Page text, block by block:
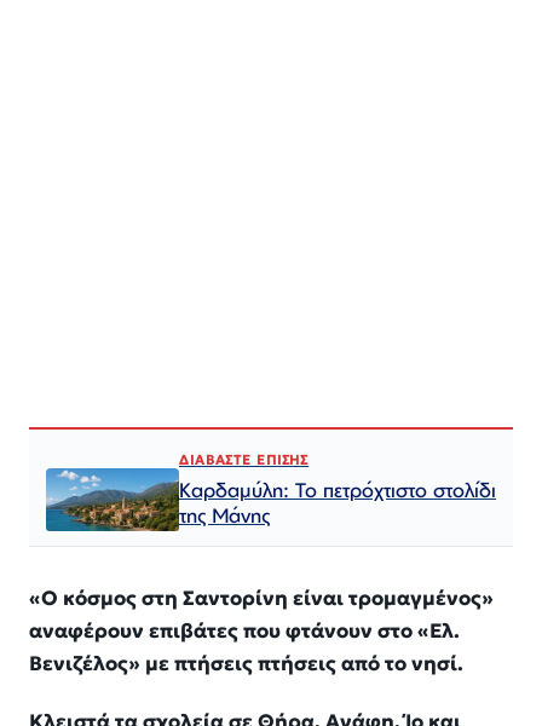
ΔΙΑΒΑΣΤΕ ΕΠΙΣΗΣ
Καρδαμύλη: Το πετρόχτιστο στολίδι
της Μάνης
«Ο κόσμος στη Σαντορίνη είναι τρομαγμένος»
αναφέρουν επιβάτες που φτάνουν στο «Ελ.
Βενιζέλος» με πτήσεις πτήσεις από το νησί.